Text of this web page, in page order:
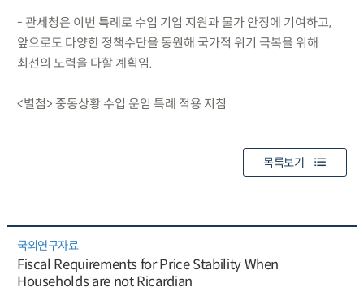
- 관세청은 이번 특례로 수입 기업 지원과 물가 안정에 기여하고,
앞으로도 다양한 정책수단을 동원해 국가적 위기 극복을 위해
최선의 노력을 다할 계획임.
<별첨> 중동상황 수입 운임 특례 적용 지침
목록보기
국외연구자료
Fiscal Requirements for Price Stability When
Households are not Ricardian